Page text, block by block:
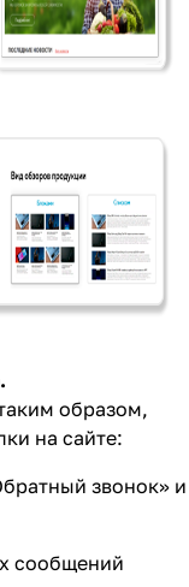
образом,
на сайте:
звонок» и
сообщений